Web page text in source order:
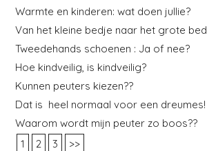
Warmte en kinderen: wat doen jullie?
Van het kleine bedje naar het grote bed
Tweedehands schoenen : Ja of nee?
Hoe kindveilig, is kindveilig?
Kunnen peuters kiezen??
Dat is heel normaal voor een dreumes!
Waarom wordt mijn peuter zo boos??
1
2 3 >>